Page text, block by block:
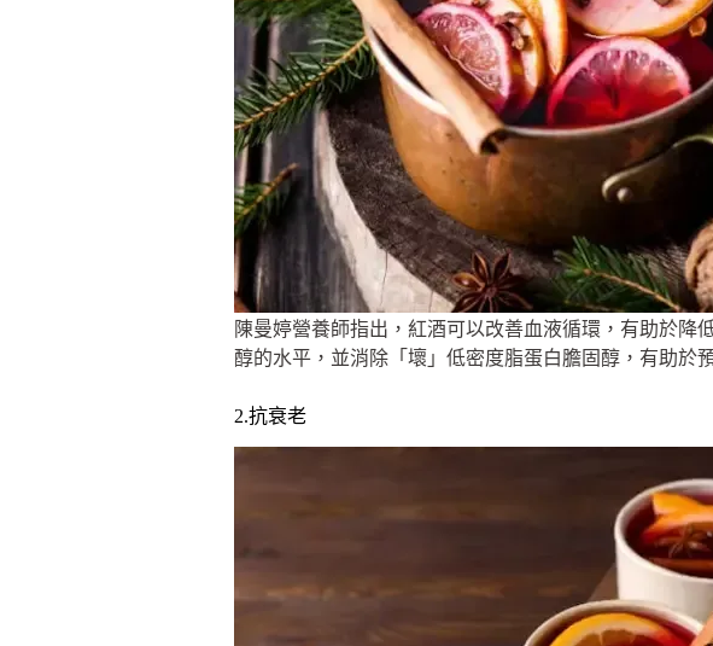
陳曼婷營養師指出，紅酒可以改善血液循環，有助於降
醇的水平，並消除「壞」低密度脂蛋白膽固醇，有助於
2.抗衰老